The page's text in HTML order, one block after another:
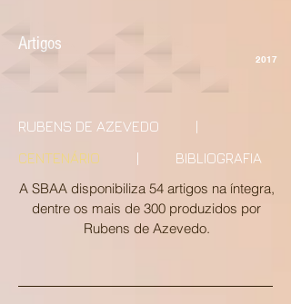
Artigos
2017
RUBENS DE AZEVEDO
|
CENTENÁRIO | BIBLIOGRAFIA
A SBAA disponibiliza 54 artigos na íntegra,
dentre os mais de 300 produzidos por
Rubens de Azevedo.